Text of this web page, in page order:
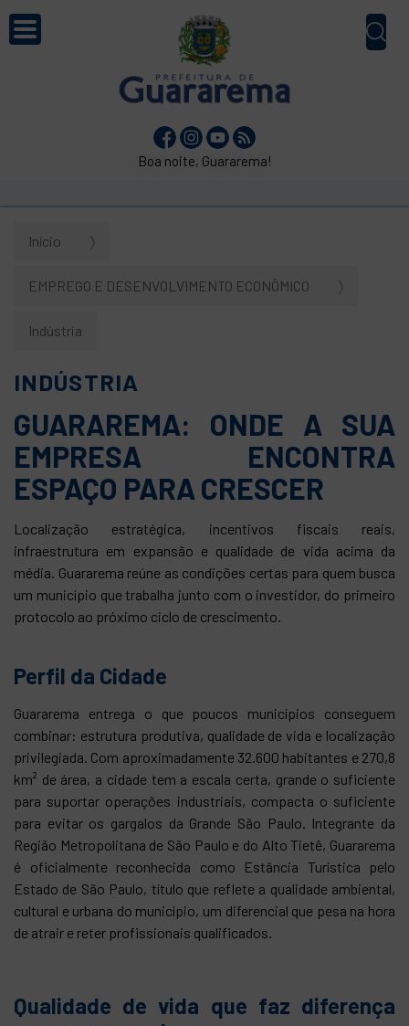
Boa noite, Guararema!
Início
EMPREGO E DESENVOLVIMENTO ECONÔMICO
Indústria
INDÚSTRIA
GUARAREMA: ONDE A SUA
EMPRESA ENCONTRA
ESPAÇO PARA CRESCER
Localização estratégica, incentivos fiscais reais,
infraestrutura em expansão e qualidade de vida acima da
média. Guararema reúne as condições certas para quem busca
um município que trabalha junto com o investidor, do primeiro
protocolo ao próximo ciclo de crescimento.
Perfil da Cidade
Guararema entrega o que poucos municípios conseguem
combinar: estrutura produtiva, qualidade de vida e localização
privilegiada. Com aproximadamente 32.600 habitantes e 270,8
km² de área, a cidade tem a escala certa, grande o suficiente
para suportar operações industriais, compacta o suficiente
para evitar os gargalos da Grande São Paulo. Integrante da
Região Metropolitana de São Paulo e do Alto Tietê, Guararema
é oficialmente reconhecida como Estância Turística pelo
Estado de São Paulo, título que reflete a qualidade ambiental,
cultural e urbana do município, um diferencial que pesa na hora
de atrair e reter profissionais qualificados.
Qualidade de vida que faz diferença